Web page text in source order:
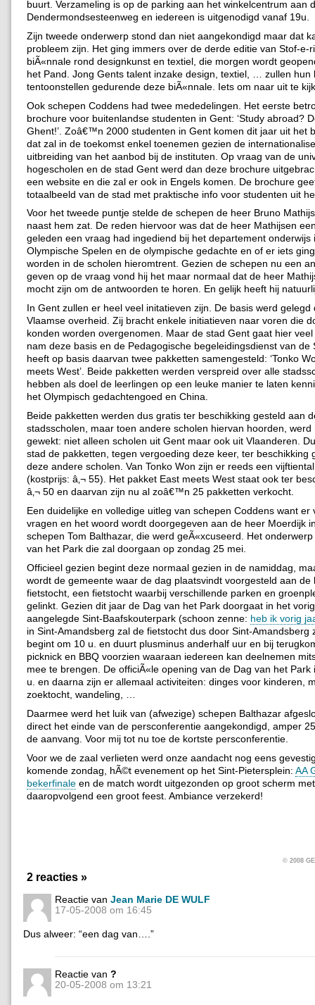
buurt. Verzameling is op de parking aan het winkelcentrum aan
Dendermondsesteenweg en iedereen is uitgenodigd vanaf 19u.
Zijn tweede onderwerp stond dan niet aangekondigd maar dat
probleem zijn. Het ging immers over de derde editie van Stof-e-
biÃ«nnale rond designkunst en textiel, die morgen wordt
het Pand. Jong Gents talent inzake design, textiel, … zullen hun
tentoonstellen gedurende deze biÃ«nnale. Iets om naar uit te
Ook schepen Coddens had twee mededelingen. Het eerste
brochure voor buitenlandse studenten in Gent: ‘Study abroad?
Ghent!’. Zoâ€™n 2000 studenten in Gent komen dit jaar uit het
dat zal in de toekomst enkel toenemen gezien de
uitbreiding van het aanbod bij de instituten. Op vraag van de
hogescholen en de stad Gent werd dan deze brochure
een website en die zal er ook in Engels komen. De brochure
totaalbeeld van de stad met praktische info voor studenten uit
Voor het tweede puntje stelde de schepen de heer Bruno
naast hem zat. De reden hiervoor was dat de heer Mathijsen
geleden een vraag had ingediend bij het departement onderwijs
Olympische Spelen en de olympische gedachte en of er iets
worden in de scholen hieromtrent. Gezien de schepen nu een
geven op de vraag vond hij het maar normaal dat de heer
mocht zijn om de antwoorden te horen. En gelijk heeft hij
In Gent zullen er heel veel initatieven zijn. De basis werd gelegd
Vlaamse overheid. Zij bracht enkele initiatieven naar voren die
konden worden overgenomen. Maar de stad Gent gaat hier
nam deze basis en de Pedagogische begeleidingsdienst van de
heeft op basis daarvan twee pakketten samengesteld: ‘Tonko
meets West’. Beide pakketten werden verspreid over alle
hebben als doel de leerlingen op een leuke manier te laten
het Olympisch gedachtengoed en China.
Beide pakketten werden dus gratis ter beschikking gesteld aan
stadsscholen, maar toen andere scholen hiervan hoorden, werd
gewekt: niet alleen scholen uit Gent maar ook uit Vlaanderen.
stad de pakketten, tegen vergoeding deze keer, ter beschikking
deze andere scholen. Van Tonko Won zijn er reeds een
(kostprijs: â‚¬ 55). Het pakket East meets West staat ook ter
â‚¬ 50 en daarvan zijn nu al zoâ€™n 25 pakketten verkocht.
Een duidelijke en volledige uitleg van schepen Coddens want er
vragen en het woord wordt doorgegeven aan de heer Moerdijk
schepen Tom Balthazar, die werd geÃ«xcuseerd. Het
van het Park die zal doorgaan op zondag 25 mei.
Officieel gezien begint deze normaal gezien in de namiddag,
wordt de gemeente waar de dag plaatsvindt voorgesteld aan de
fietstocht, een fietstocht waarbij verschillende parken en
gelinkt. Gezien dit jaar de Dag van het Park doorgaat in het
aangelegde Sint-Baafskouterpark (schoon zenne: heb ik vorig
in Sint-Amandsberg zal de fietstocht dus door Sint-Amandsberg
begint om 10 u. en duurt plusminus anderhalf uur en bij
picknick en BBQ voorzien waaraan iedereen kan deelnemen
mee te brengen. De officiÃ«le opening van de Dag van het Park
u. en daarna zijn er allemaal activiteiten: dinges voor kinderen,
zoektocht, wandeling, …
Daarmee werd het luik van (afwezige) schepen Balthazar
direct het einde van de persconferentie aangekondigd, amper
de aanvang. Voor mij tot nu toe de kortste persconferentie.
Voor we de zaal verlieten werd onze aandacht nog eens
komende zondag, hÃ©t evenement op het Sint-Pietersplein: AA
bekerfinale en de match wordt uitgezonden op groot scherm met
daaropvolgend een groot feest. Ambiance verzekerd!
© 2008
2 reacties »
Reactie van Jean Marie DE WULF
17-05-2008 om 16:45
Dus alweer: “een dag van….”
Reactie van ?
20-05-2008 om 13:21